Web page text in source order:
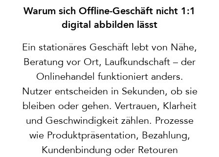
Warum sich Offline-Geschäft nicht 1:1
digital abbilden lässt
Ein stationäres Geschäft lebt von Nähe,
Beratung vor Ort, Laufkundschaft – der
Onlinehandel funktioniert anders.
Nutzer entscheiden in Sekunden, ob sie
bleiben oder gehen. Vertrauen, Klarheit
und Geschwindigkeit zählen. Prozesse
wie Produktpräsentation, Bezahlung,
Kundenbindung oder Retouren